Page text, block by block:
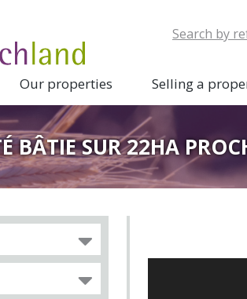
Our properties Selling a
BÂTIE SUR 22HA